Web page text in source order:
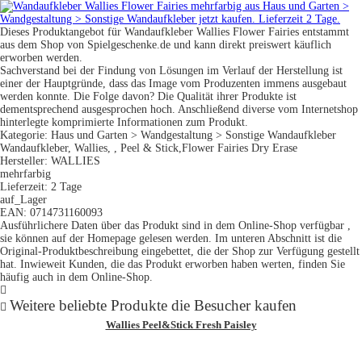
Dieses Produktangebot für Wandaufkleber Wallies Flower Fairies entstammt
aus dem Shop von Spielgeschenke.de und kann direkt preiswert käuflich
erworben werden.
Sachverstand bei der Findung von Lösungen im Verlauf der Herstellung ist
einer der Hauptgründe, dass das Image vom Produzenten immens ausgebaut
werden konnte. Die Folge davon? Die Qualität ihrer Produkte ist
dementsprechend ausgesprochen hoch. Anschließend diverse vom Internetshop
hinterlegte komprimierte Informationen zum Produkt.
Kategorie: Haus und Garten > Wandgestaltung > Sonstige Wandaufkleber
Wandaufkleber, Wallies, , Peel & Stick,Flower Fairies Dry Erase
Hersteller: WALLIES
mehrfarbig
Lieferzeit: 2 Tage
auf_Lager
EAN: 0714731160093
Ausführlichere Daten über das Produkt sind in dem Online-Shop verfügbar ,
sie können auf der Homepage gelesen werden. Im unteren Abschnitt ist die
Original-Produktbeschreibung eingebettet, die der Shop zur Verfügung gestellt
hat. Inwieweit Kunden, die das Produkt erworben haben werten, finden Sie
häufig auch in dem Online-Shop.
Weitere beliebte Produkte die Besucher kaufen
Wallies Peel&Stick Fresh Paisley